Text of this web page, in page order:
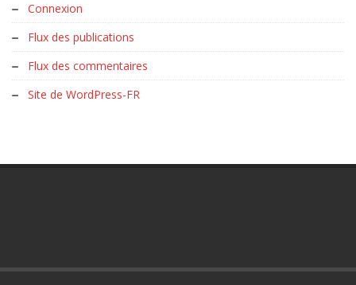
Connexion
Flux des publications
Flux des commentaires
Site de WordPress-FR